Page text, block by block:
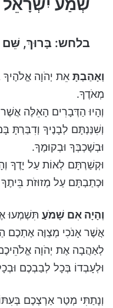
בלחש: בָּרוּךְ, שֵּׁם
וְאָהַבְתָּ אֵת יְהֹוָה
מְאֹדֶךָ.
וְהָיוּ הַדְּבָרִים הָאֵלֶּה
וְשִׁנַּנְתָּם לְבָנֶיךָ וְדִבַּרְתָּ
וּבְשָׁכְבְּךָ וּבְקוּמֶךָ.
וּקְשַׁרְתָּם לְאוֹת עַל יָדֶךָ
וּכְתַבְתָּם עַל מְזוּזֹת
וְהָיָה אִם שָׁמֹעַ תִּשְׁמְעוּ
אֲשֶׁר אָנֹכִי מְצַוֶּה אֶתְכֶם
לְאַהֲבָה אֶת יְהֹוָה
וּלְעָבְדוֹ בְּכָל לְבַבְכֶם
וְנָתַתִּי מְטַר אַרְצְכֶם